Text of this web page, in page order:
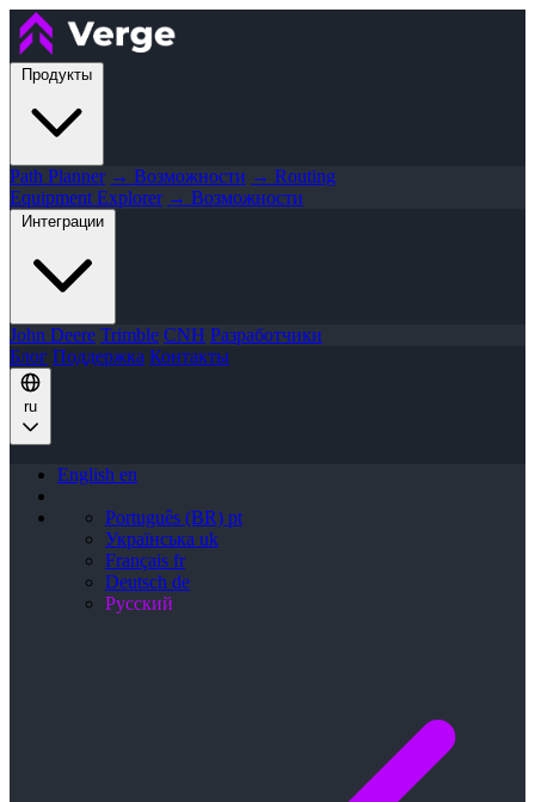
Продукты
Path Planner → Возможности → Routing
Equipment Explorer → Возможности
Интеграции
John Deere Trimble CNH Разработчики
Блог Поддержка Контакты
ru
English en
Português (BR) pt
Українська uk
Français fr
Deutsch de
Русский